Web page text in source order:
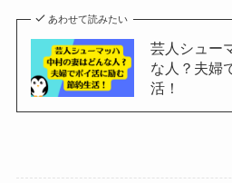
あわせて読みたい
芸人シュー
な人？夫婦
活！